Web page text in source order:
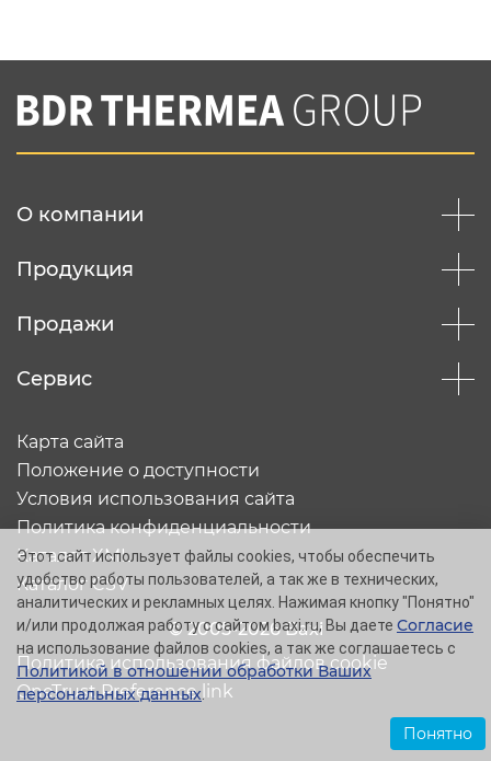
Вы соглашаетесь с нашей политикой
конфеденциальности
О компании
Продукция
Продажи
Сервис
© 2005-2026 Baxi
Карта сайта
Положение о доступности
Условия использования сайта
Политика конфиденциальности
Каталог XML
Каталог CSV
Политика использования файлов cookie
OneTrust Preference link
Этот сайт использует файлы cookies, чтобы обеспечить
удобство работы пользователей, а так же в технических,
аналитических и рекламных целях. Нажимая кнопку "Понятно"
и/или продолжая работу с сайтом baxi.ru, Вы даете Согласие
на использование файлов cookies, а так же соглашаетесь с
Политикой в отношении обработки Ваших
персональных данных.
Понятно